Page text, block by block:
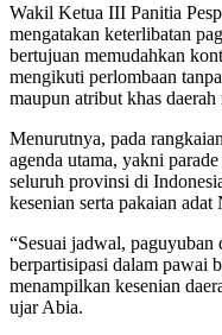
Wakil Ketua III Panitia
mengatakan keterlibatan
bertujuan memudahkan
mengikuti perlombaan
maupun atribut khas
Menurutnya, pada
agenda utama, yakni
seluruh provinsi di
kesenian serta pakaian adat
“Sesuai jadwal, paguyuban
berpartisipasi dalam pawai
menampilkan kesenian
ujar Abia.